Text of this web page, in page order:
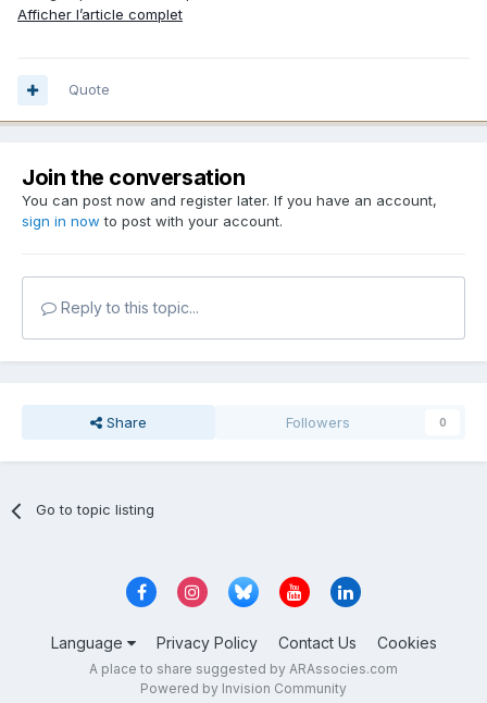
Afficher l’article complet
Quote
Join the conversation
You can post now and register later. If you have an account,
sign in now to post with your account.
Reply to this topic...
Share Followers 0
Go to topic listing
Language Privacy Policy Contact Us Cookies
A place to share suggested by ARAssocies.com
Powered by Invision Community